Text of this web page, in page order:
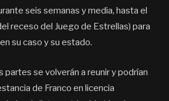
seis semanas y media, hasta el
receso del Juego de Estrellas) para
su caso y su estado.
partes se volverán a reunir y podrían
de Franco en licencia